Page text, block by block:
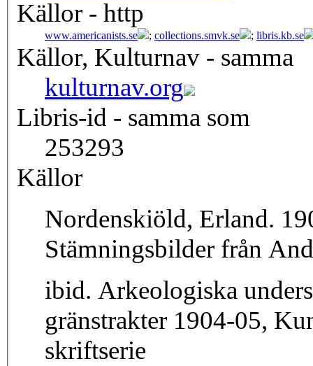
Källor - http
www.americanists.se ; collections.smvk.se ; libris.kb.se
Källor, Kulturnav - samma
kulturnav.org
Libris-id - samma som
253293
Källor
Nordenskiöld, Erland.
Stämningsbilder från
ibid. Arkeologiska
gränstrakter 1904-05,
skriftserie